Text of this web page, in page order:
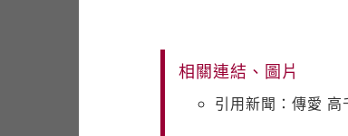
相關連結、圖片
引用新聞：傳愛